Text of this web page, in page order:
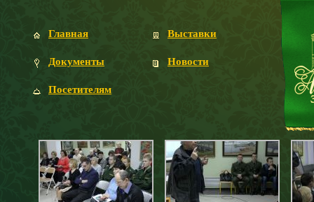
Главная
Документы
Посетителям
Выставки
Новости